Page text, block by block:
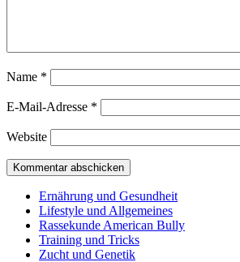
Name *
E-Mail-Adresse *
Website
Ernährung und Gesundheit
Lifestyle und Allgemeines
Rassekunde American Bully
Training und Tricks
Zucht und Genetik